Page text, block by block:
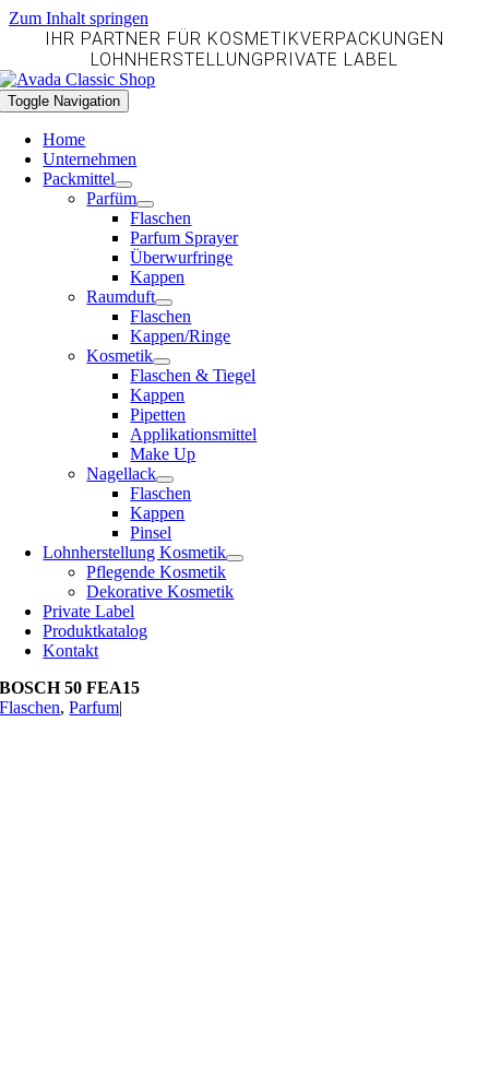
Zum Inhalt springen
IHR PARTNER FÜR KOSMETIKVERPACKUNGEN
LOHNHERSTELLUNGPRIVATE LABEL
Toggle Navigation
Home
Unternehmen
Packmittel
Parfüm
Flaschen
Parfum Sprayer
Überwurfringe
Kappen
Raumduft
Flaschen
Kappen/Ringe
Kosmetik
Flaschen & Tiegel
Kappen
Pipetten
Applikationsmittel
Make Up
Nagellack
Flaschen
Kappen
Pinsel
Lohnherstellung Kosmetik
Pflegende Kosmetik
Dekorative Kosmetik
Private Label
Produktkatalog
Kontakt
BOSCH 50 FEA15
Flaschen,Parfum|